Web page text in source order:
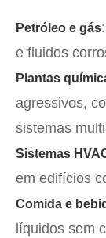
Petróleo e gás
e fluidos
Plantas
agressivos,
sistemas
Sistemas
em edifícios
Comida e
líquidos sem